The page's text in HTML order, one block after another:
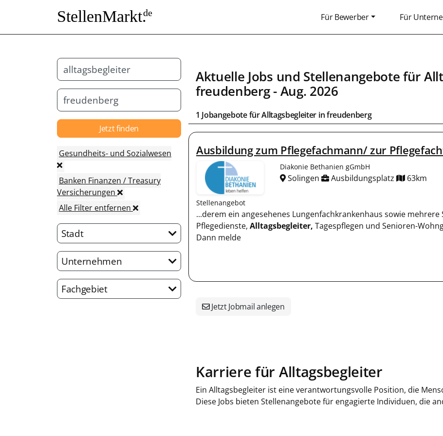
StellenMarkt.de Für Bewerber Für
Jetzt finden
Gesundheits- und Sozialwesen
Banken Finanzen / Treasury
Versicherungen
Alle Filter entfernen
Stadt
Unternehmen
Fachgebiet
Aktuelle Jobs und Stellenangebote für
freudenberg- Aug. 2026
1 Jobangebote fürAlltagsbegleiter infreudenberg
Ausbildung zum Pflegefachmann/ zur
Diakonie Bethanien gGmbH
Solingen Ausbildungsplatz 63km
Stellenangebot
...derem ein angesehenes Lungenfachkrankenhaus sowie
Pflegedienste, Alltagsbegleiter, Tagespflegen und Senioren-
Dann melde
Jetzt Jobmail anlegen
Karriere für Alltagsbegleiter
Ein Alltagsbegleiter ist eine verantwortungsvolle Position, die
Diese Jobs bieten Stellenangebote für engagierte Individuen, die